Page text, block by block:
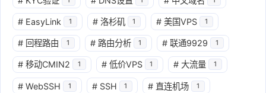
# EasyLink 1 # 洛杉矶 1 # 美国VPS 1
# 回程路由 1 # 路由分析 1 # 联通9929 1
# 移动CMIN2 1 # 低价VPS 1 # 大流量 1
# WebSSH 1 # SSH 1 # 直连机场 1